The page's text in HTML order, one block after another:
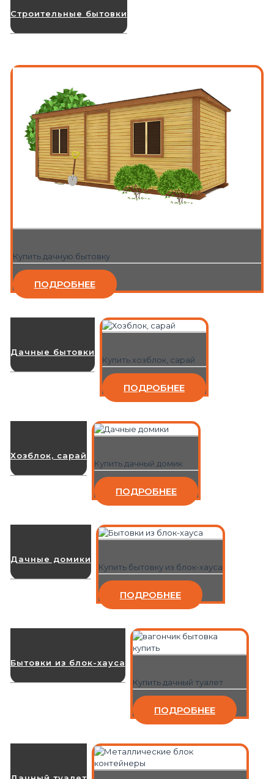
Строительные бытовки
Купить дачную бытовку
ПОДРОБНЕЕ
Дачные бытовки
Купить хозблок, сарай
ПОДРОБНЕЕ
Хозблок, сарай
Купить дачный домик
ПОДРОБНЕЕ
Дачные домики
Купить бытовку из блок-хауса
ПОДРОБНЕЕ
Бытовки из блок-хауса
Купить дачный туалет
ПОДРОБНЕЕ